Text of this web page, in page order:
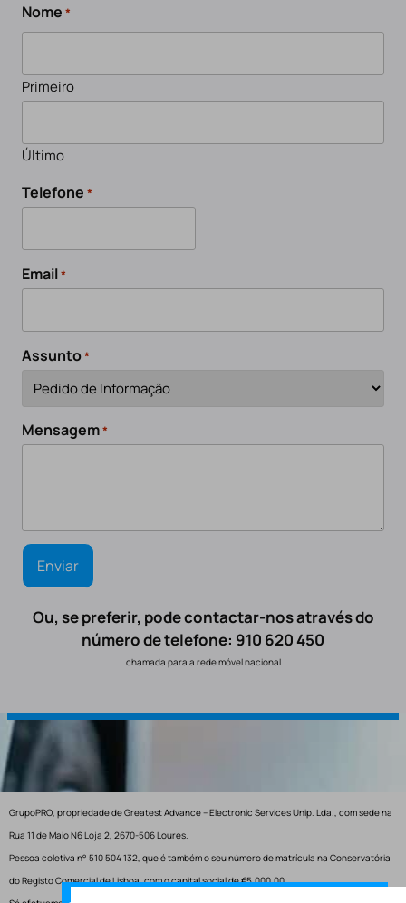
Nome *
Primeiro
Último
Telefone *
Email*
Assunto*
Mensagem*
Ou, se preferir, pode contactar-nos através do
número de telefone: 910 620 450
chamada para a rede móvel nacional
GrupoPRO, propriedade de Greatest Advance – Electronic Services Unip. Lda., com sede na
Rua 11 de Maio N6 Loja 2, 2670-506 Loures.
Pessoa coletiva n° 510 504 132, que é também o seu número de matrícula na Conservatória
do Registo Comercial de Lisboa, com o capital social de €5.000,00.